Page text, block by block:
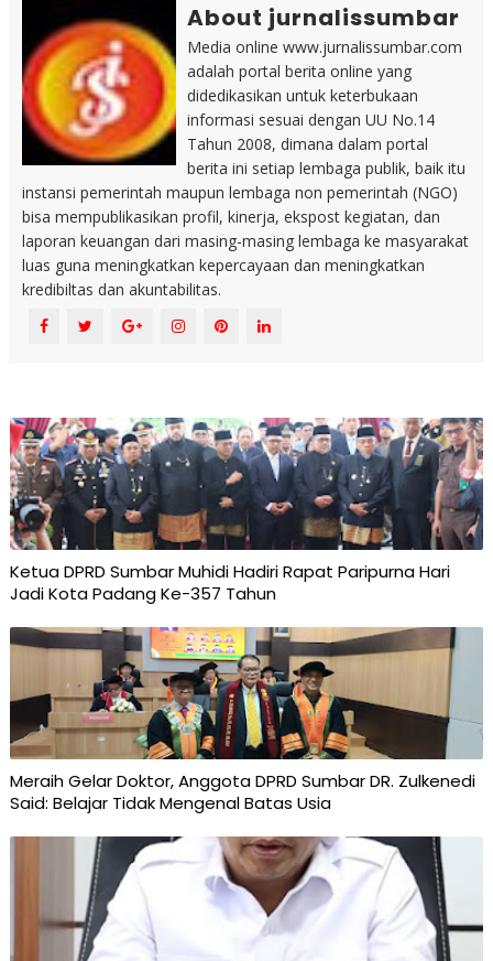
About jurnalissumbar
Media online www.jurnalissumbar.com
adalah portal berita online yang
didedikasikan untuk keterbukaan
informasi sesuai dengan UU No.14
Tahun 2008, dimana dalam portal
berita ini setiap lembaga publik, baik itu
instansi pemerintah maupun lembaga non pemerintah (NGO)
bisa mempublikasikan profil, kinerja, ekspost kegiatan, dan
laporan keuangan dari masing-masing lembaga ke masyarakat
luas guna meningkatkan kepercayaan dan meningkatkan
kredibiltas dan akuntabilitas.
Ketua DPRD Sumbar Muhidi Hadiri Rapat Paripurna Hari
Jadi Kota Padang Ke-357 Tahun
Meraih Gelar Doktor, Anggota DPRD Sumbar DR. Zulkenedi
Said: Belajar Tidak Mengenal Batas Usia